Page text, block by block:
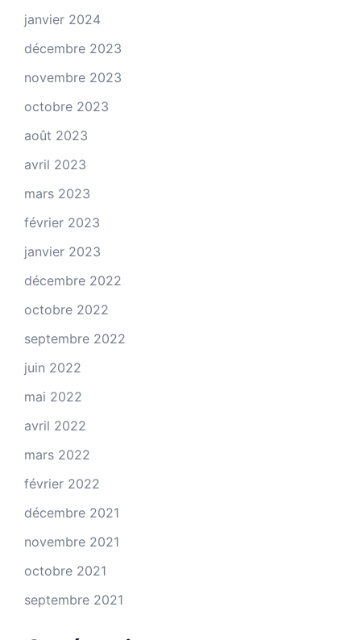
janvier 2024
décembre 2023
novembre 2023
octobre 2023
août 2023
avril 2023
mars 2023
février 2023
janvier 2023
décembre 2022
octobre 2022
septembre 2022
juin 2022
mai 2022
avril 2022
mars 2022
février 2022
décembre 2021
novembre 2021
octobre 2021
septembre 2021